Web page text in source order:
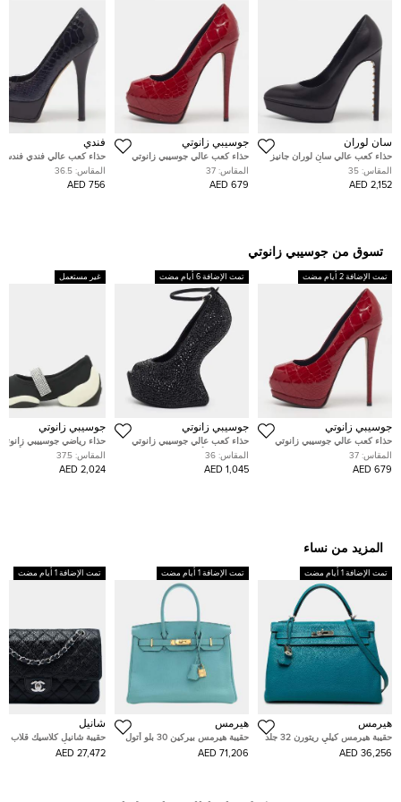
سان لوران
حذاء كعب عالي سان لوران جانيز
جلد براءات اختراع أسود نعل
سميك مقاس 36
المقاس: 35
2,152 AED
جوسيبي زانوتي
حذاء كعب عالي جوسيبي زانوتي
شارون مقدمة مفتوحة و نعل
سميك جلد مرآة أحمر مقاس 39
المقاس: 37
679 AED
فندي
حذاء كعب عالي فندي
بورجوندي نعل سميك مقاس 38
المقاس: 36.5
756 AED
تسوق من جوسيبي زانوتي
تمت الإضافة 2 أيام مضت
جوسيبي زانوتي
حذاء كعب عالي جوسيبي زانوتي
شارون مقدمة مفتوحة و نعل
سميك جلد مرآة أحمر مقاس 39
المقاس: 37
679 AED
تمت الإضافة 6 أيام مضت
جوسيبي زانوتي
حذاء كعب عالي جوسيبي زانوتي
ليزا سويدي أسود مقدمة مفتوحة
نعل سميك مقاس 41
المقاس: 36
1,045 AED
غير مستعمل
جوسيبي زانوتي
حذاء رياضي جوسييبي
كريستالات ونيوبرين سهل
المقاس: 37.5
2,024 AED
المزيد من نساء
تمت الإضافة 1 أيام مضت
هيرمس
حقيبة هيرمس كيلي ريتورن 32 جلد
توريليون كليمنس أزرق إزمير
بمقبض علوي إكسسوار بلاتينيوم
36,256 AED
تمت الإضافة 1 أيام مضت
هيرمس
حقيبة هيرمس بيركين 30 بلو أتول
جلد عجل توغو بيد علوية
71,206 AED
تمت الإضافة 1 أيام مضت
شانيل
حقيبة شانيل كلاسيك قلاب
جلد كافيار أسود متوسط
27,472 AED